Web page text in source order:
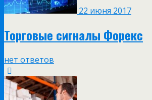
22 июня 2017
Торговые сигналы Форекс
нет ответов